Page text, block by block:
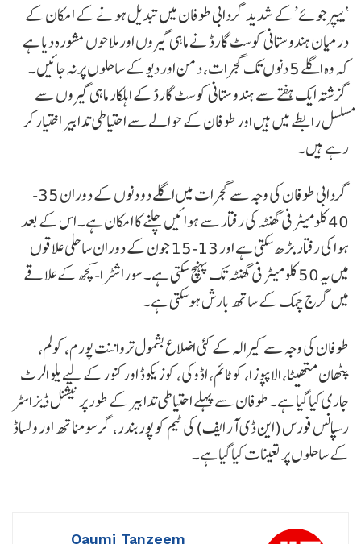
‘بیپرجوئے’ کے شدید گردابی طوفان میں تبدیل ہونے کے امکان کے
درمیان ہندوستانی کوسٹ گارڈ نے ماہی گیروں اور ملاحوں مشورہ دیا ہے
کہ وہ اگلے 5 دنوں تک گجرات، دمن اور دیو کے ساحلوں پر نہ جائیں۔
گزشتہ ایک ہفتے سے ہندوستانی کوسٹ گارڈ کے اہلکار ماہی گیروں سے
مسلسل رابطے میں ہیں اور طوفان کے حوالے سے احتیاطی تدابیر اختیار کر
رہے ہیں۔
گردابی طوفان کی وجہ سے گجرات میں اگلے دو دنوں کے دوران 35-
40 کلومیٹر فی گھنٹہ کی رفتار سے ہوائیں چلنے کا امکان ہے۔ اس کے بعد
ہوا کی رفتار بڑھ سکتی ہے اور 13-15 جون کے دوران ساحلی علاقوں
میں یہ 50 کلومیٹر فی گھنٹہ تک پہنچ سکتی ہے۔ سوراشٹرا-کچھ کے علاقے
میں گرج چمک کے ساتھ بارش ہوسکتی ہے۔
طوفان کی وجہ سے کیرالہ کے کئی اضلاع بشمول ترواننت پورم، کولم،
پٹھان متھیٹا، الاپپوزا، کوٹائم، اڈوکی، کوزیکوڈ اور کنور کے لیے یلو الرٹ
جاری کیا گیا ہے۔ طوفان سے پہلے احتیاطی تدابیر کے طور پر نیشنل ڈیزاسٹر
رسپانس فورس (این ڈی آر ایف) کی ٹیم کو پوربندر، گر سومناتھ اور ولساڈ
کے ساحلوں پر تعینات کیا گیا ہے۔
Qaumi Tanzeem